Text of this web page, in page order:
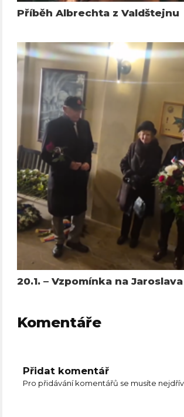
Příběh Albrechta z Valdštejnu
20.1. – Vzpomínka na
Komentáře
Přidat komentář
Pro přidávání komentářů se musíte